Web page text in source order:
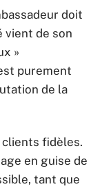
doit
vient de son
»
purement
de la
clients fidèles.
en guise de
tant que